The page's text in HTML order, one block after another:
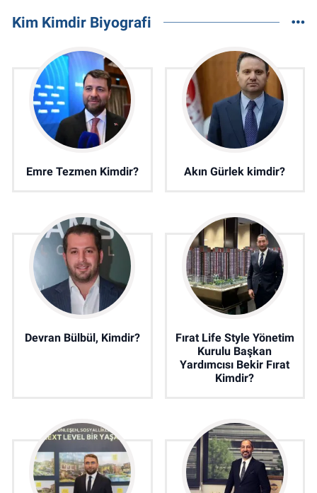
Kim Kimdir Biyografi
Emre Tezmen Kimdir? Akın Gürlek kimdir?
Devran Bülbül, Kimdir?
Fırat Life Style Yönetim
Kurulu Başkan
Yardımcısı Bekir Fırat
Kimdir?